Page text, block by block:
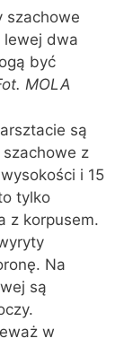
szachowe
lewej dwa
być
MOLA
są
z
i 15
tylko
z korpusem.
Na
są
w